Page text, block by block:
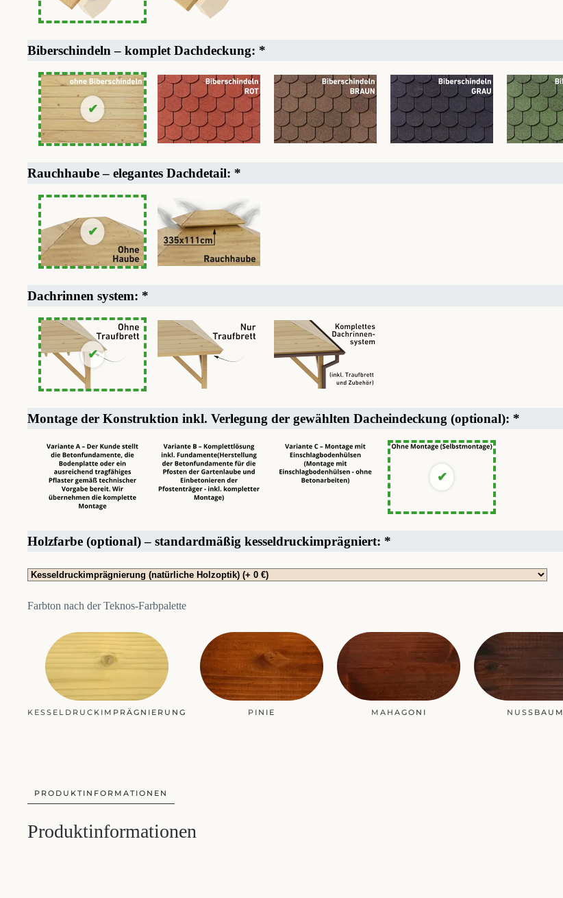
Biberschindeln – komplet Dachdeckung: *
Rauchhaube – elegantes Dachdetail: *
Dachrinnen system: *
Montage der Konstruktion inkl. Verlegung der gewählten Dacheindeckung (optional): *
Holzfarbe (optional) – standardmäßig kesseldruckimprägniert: *
Farbton nach der Teknos-Farbpalette
KESSELDRUCKIMPRÄGNIERUNG PINIE MAHAGONI NUSSBAUM
PRODUKTINFORMATIONEN
Produktinformationen